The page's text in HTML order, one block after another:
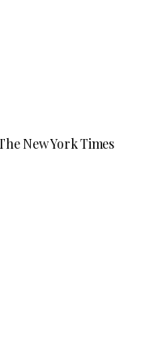
New York Times